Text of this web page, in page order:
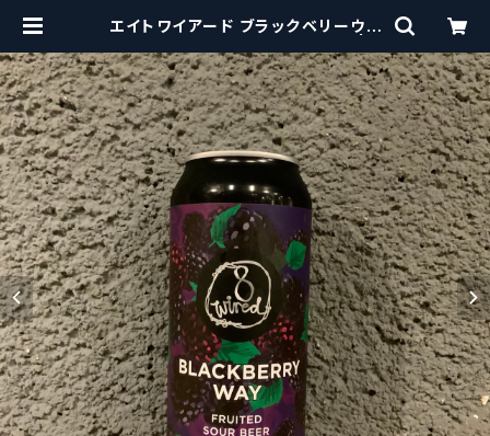
エイトワイアード ブラックベリーウェ
raftbeerscissors